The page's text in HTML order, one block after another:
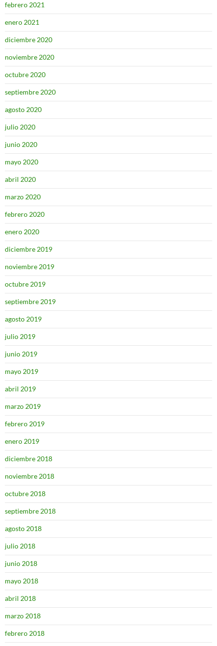
febrero 2021
enero 2021
diciembre 2020
noviembre 2020
octubre 2020
septiembre 2020
agosto 2020
julio 2020
junio 2020
mayo 2020
abril 2020
marzo 2020
febrero 2020
enero 2020
diciembre 2019
noviembre 2019
octubre 2019
septiembre 2019
agosto 2019
julio 2019
junio 2019
mayo 2019
abril 2019
marzo 2019
febrero 2019
enero 2019
diciembre 2018
noviembre 2018
octubre 2018
septiembre 2018
agosto 2018
julio 2018
junio 2018
mayo 2018
abril 2018
marzo 2018
febrero 2018